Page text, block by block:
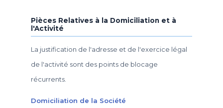
Pièces Relatives à la Domiciliation et à
l'Activité
La justification de l'adresse et de l'exercice légal
de l'activité sont des points de blocage
récurrents.
Domiciliation de la Société